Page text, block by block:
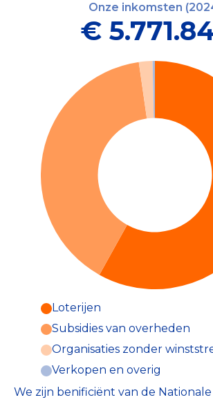
Onze inkomsten
€
Loterijen
Subsidies van overheden
Organisaties zonder
Verkopen en overig
We zijn benificiënt van de